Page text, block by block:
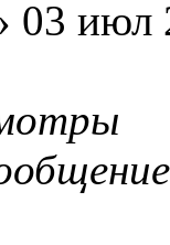
03 июл